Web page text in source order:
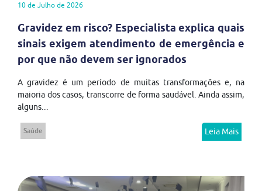
10 de Julho de 2026
Gravidez em risco? Especialista explica quais
sinais exigem atendimento de emergência e
por que não devem ser ignorados
A gravidez é um período de muitas transformações e, na
maioria dos casos, transcorre de forma saudável. Ainda assim,
alguns...
Saúde Leia Mais